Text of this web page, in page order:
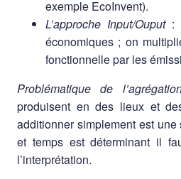
exemple EcoInvent).
L’approche Input/Ouput:
économiques ; on
fonctionnelle par les
Problématique de
produisent en des lieux et
additionner simplement est
et temps est déterminant il
l’interprétation.